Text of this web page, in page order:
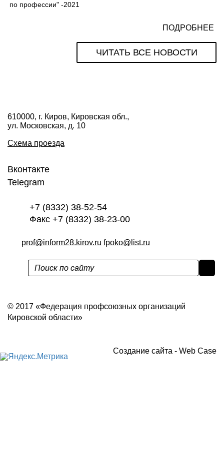
по профессии" -2021
ПОДРОБНЕЕ
ЧИТАТЬ ВСЕ НОВОСТИ
610000, г. Киров, Кировская обл.,
ул. Московская, д. 10
Схема проезда
Вконтакте
Telegram
+7 (8332) 38-52-54
Факс +7 (8332) 38-23-00
prof@inform28.kirov.ru fpoko@list.ru
© 2017 «Федерация профсоюзных организаций
Кировской области»
Создание сайта - Web Case